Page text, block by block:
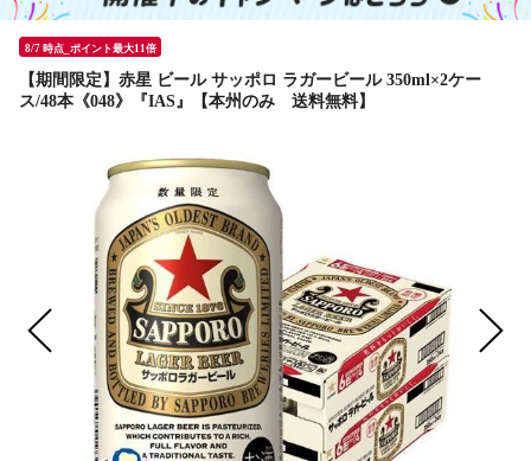
8/7 時点_ポイント最大11倍
【期間限定】赤星 ビール サッポロ ラガービール 350ml×2ケー
ス/48本《048》『IAS』【本州のみ 送料無料】